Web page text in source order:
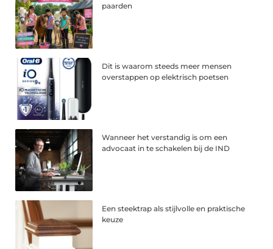
paarden
Dit is waarom steeds meer mensen
overstappen op elektrisch poetsen
Wanneer het verstandig is om een
advocaat in te schakelen bij de IND
Een steektrap als stijlvolle en praktische
keuze